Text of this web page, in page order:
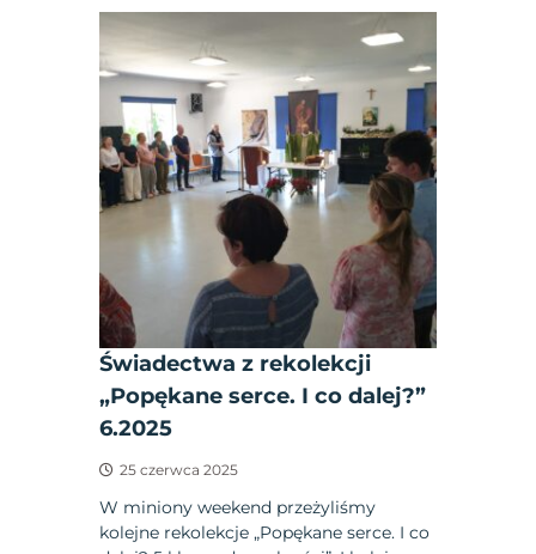
Świadectwa z rekolekcji
„Popękane serce. I co dalej?”
6.2025
25 czerwca 2025
W miniony weekend przeżyliśmy
kolejne rekolekcje „Popękane serce. I co